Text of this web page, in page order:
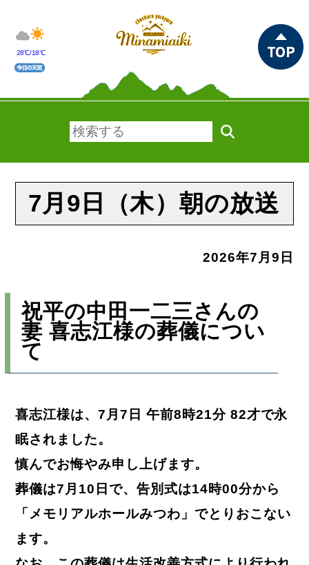
28℃/18℃
7月9日（木）朝の放送
2026年7月9日
祝平の中田一二三さんの
妻 喜志江様の葬儀につい
て
喜志江様は、7月7日 午前8時21分 82才で永
眠されました。
慎んでお悔やみ申し上げます。
葬儀は7月10日で、告別式は14時00分から
「メモリアルホールみつわ」でとりおこない
ます。